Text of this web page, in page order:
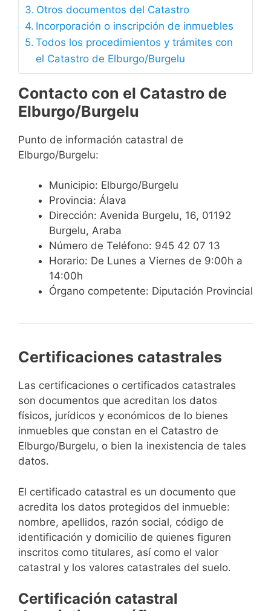
Otros documentos del Catastro
Incorporación o inscripción de inmuebles
Todos los procedimientos y trámites con
el Catastro de Elburgo/Burgelu
Contacto con el Catastro de
Elburgo/Burgelu
Punto de información catastral de
Elburgo/Burgelu:
Municipio: Elburgo/Burgelu
Provincia: Álava
Dirección: Avenida Burgelu, 16, 01192
Burgelu, Araba
Número de Teléfono: 945 42 07 13
Horario: De Lunes a Viernes de 9:00h a
14:00h
Órgano competente: Diputación Provincial
Certificaciones catastrales
Las certificaciones o certificados catastrales
son documentos que acreditan los datos
físicos, jurídicos y económicos de lo bienes
inmuebles que constan en el Catastro de
Elburgo/Burgelu, o bien la inexistencia de tales
datos.
El certificado catastral es un documento que
acredita los datos protegidos del inmueble:
nombre, apellidos, razón social, código de
identificación y domicilio de quienes figuren
inscritos como titulares, así como el valor
catastral y los valores catastrales del suelo.
Certificación catastral